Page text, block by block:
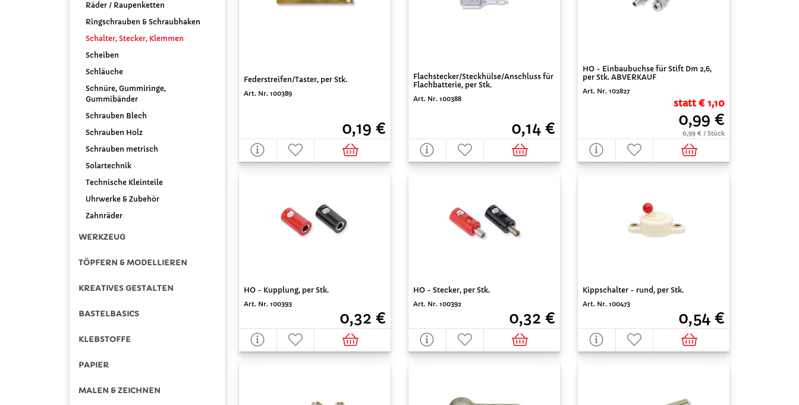
Räder / Raupenketten
Ringschrauben & Schraubhaken
Schalter, Stecker, Klemmen
Scheiben
Schläuche
Schnüre, Gummiringe,
Gummibänder
Schrauben Blech
Schrauben Holz
Schrauben metrisch
Solartechnik
Technische Kleinteile
Uhrwerke & Zubehör
Zahnräder
WERKZEUG
TÖPFERN & MODELLIEREN
KREATIVES GESTALTEN
BASTELBASICS
KLEBSTOFFE
PAPIER
MALEN & ZEICHNEN
Federstreifen/Taster, per Stk.
Art. Nr. 100389
0,19 €
Flachstecker/Steckhülse/Anschluss für
Flachbatterie, per Stk.
Art. Nr. 100388
0,14 €
HO - Einbaubuchse für Stift Dm 2,6,
per Stk. ABVERKAUF
Art. Nr. 102827
statt € 1,10
0,99 €
0,99 € / Stück
HO - Kupplung, per Stk.
Art. Nr. 100393
0,32 €
HO - Stecker, per Stk.
Art. Nr. 100392
0,32 €
Kippschalter - rund, per Stk.
Art. Nr. 100473
0,54 €